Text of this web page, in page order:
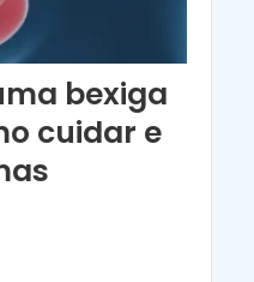
bexiga
cuidar e